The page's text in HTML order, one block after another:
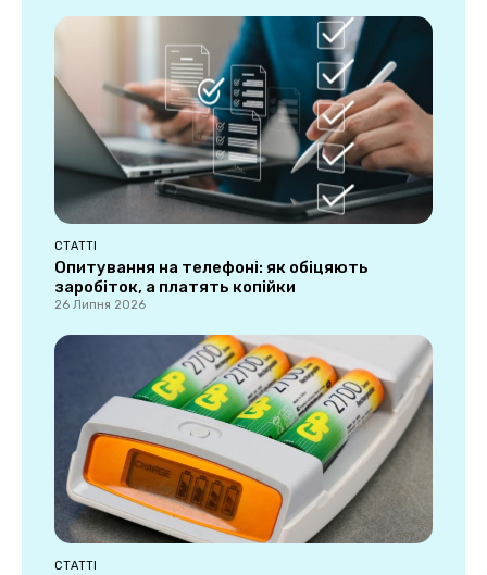
СТАТТІ
Опитування на телефоні: як обіцяють
заробіток, а платять копійки
26 Липня 2026
СТАТТІ